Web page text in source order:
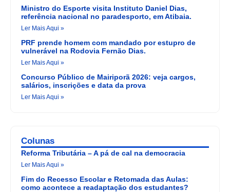
Ministro do Esporte visita Instituto Daniel Dias,
referência nacional no paradesporto, em Atibaia.
Ler Mais Aqui »
PRF prende homem com mandado por estupro de
vulnerável na Rodovia Fernão Dias.
Ler Mais Aqui »
Concurso Público de Mairiporã 2026: veja cargos,
salários, inscrições e data da prova
Ler Mais Aqui »
Colunas
Reforma Tributária – A pá de cal na democracia
Ler Mais Aqui »
Fim do Recesso Escolar e Retomada das Aulas:
como acontece a readaptação dos estudantes?